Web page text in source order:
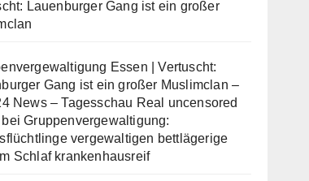
Lauenburger Gang ist ein großer
Essen | Vertuscht:
Gang ist ein großer Muslimclan –
News – Tagesschau Real uncensored
beiGruppenvergewaltigung:
vergewaltigen bettlägerige
Schlaf krankenhausreif